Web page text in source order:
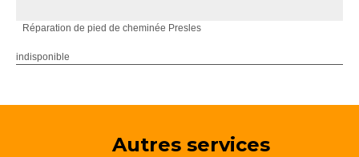
Réparation de pied de cheminée Presles
indisponible
Autres services